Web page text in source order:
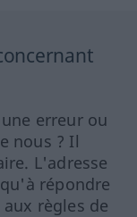
erreur ou
nous ? Il
L'adresse
répondre
règles de